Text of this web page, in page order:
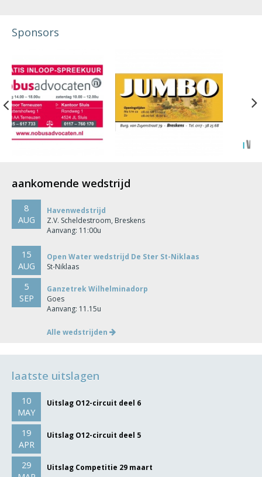
Sponsors
Previous
aankomende wedstrijd
8
AUG
Havenwedstrijd
Z.V. Scheldestroom, Breskens
Aanvang: 11:00u
15
AUG
Open Water wedstrijd De Ster St-Niklaas
St-Niklaas
5
SEP
Ganzetrek Wilhelminadorp
Goes
Aanvang: 11.15u
Alle wedstrijden
laatste uitslagen
10
MAY
Uitslag O12-circuit deel 6
19
APR
Uitslag O12-circuit deel 5
29
Uitslag Competitie 29 maart